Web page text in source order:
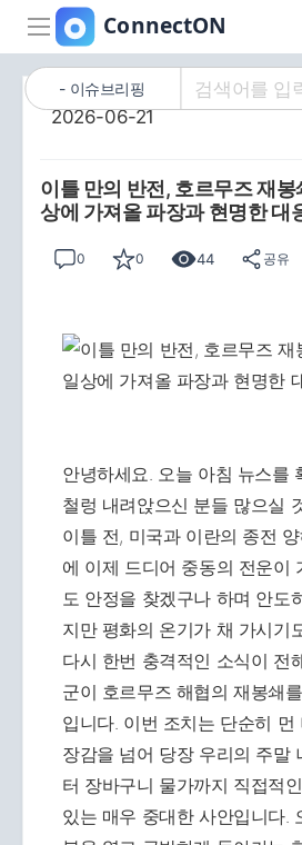
이슈브리핑
2026-06-21
이틀 만의 반전, 호르무즈 재봉
상에 가져올 파장과 현명한 대
0 0 44 공유
안녕하세요. 오늘 아침 뉴스를
철렁 내려앉으신 분들 많으실
이틀 전, 미국과 이란의 종전
에 이제 드디어 중동의 전운이
도 안정을 찾겠구나 하며 안도
지만 평화의 온기가 채 가시기
다시 한번 충격적인 소식이 전
군이 호르무즈 해협의 재봉쇄
입니다. 이번 조치는 단순히 먼
장감을 넘어 당장 우리의 주말
터 장바구니 물가까지 직접적
있는 매우 중대한 사안입니다.